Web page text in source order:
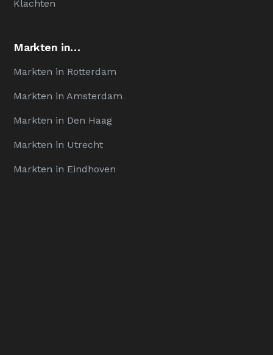
Klachten
Markten in…
Markten in Rotterdam
Markten in Amsterdam
Markten in Den Haag
Markten in Utrecht
Markten in Eindhoven